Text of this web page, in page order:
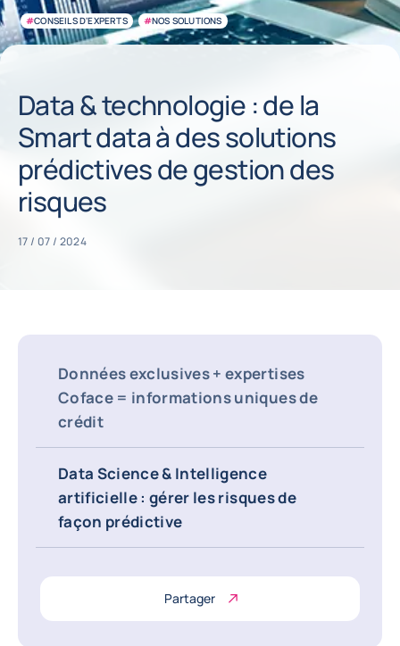
#CONSEILS D'EXPERTS #NOS SOLUTIONS
Data & technologie : de la
Smart data à des solutions
prédictives de gestion des
risques
17 / 07 / 2024
Données exclusives + expertises
Coface = informations uniques de
crédit
Data Science & Intelligence
artificielle : gérer les risques de
façon prédictive
Partager